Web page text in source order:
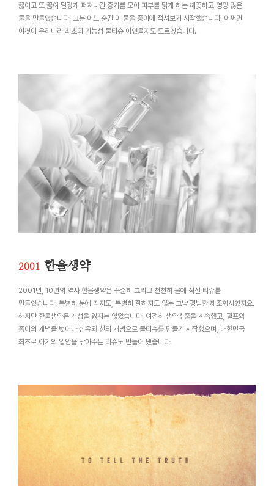
끓이고 또 끓여 말갛게 퍼져나간 증기를 모아 피부를 맑게 하는 깨끗하고 영양 많은
물을 만들었습니다. 그는 어느 순간 이 물을 종이에 적셔보기 시작했습니다. 어쩌면
이것이 우리나라 최초의 기능성 물티슈 이었을지도 모르겠습니다.
2001 한울생약
2001년, 10년의 역사 한울생약은 꾸준히 그리고 천천히 물에 적신 티슈를
만들었습니다. 특별히 눈에 띄지도, 특별히 잘하지도 않는 그냥 평범한 제조회사였지요.
하지만 한울생약은 개성을 잃지는 않았습니다. 여전히 생약추출을 계속했고, 펄프와
종이의 개념을 벗어나 섬유와 천의 개념으로 물티슈를 만들기 시작했으며, 대한민국
최초로 아기의 입안을 닦아주는 티슈도 만들어 냈습니다.